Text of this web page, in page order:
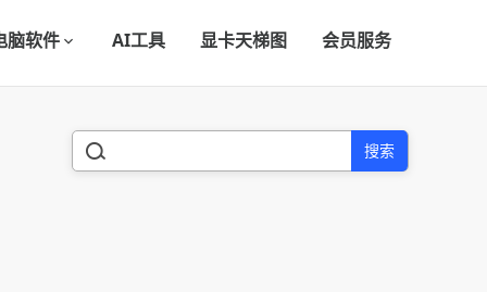
脑软件 AI工具 显卡天梯图 会员服务
搜索